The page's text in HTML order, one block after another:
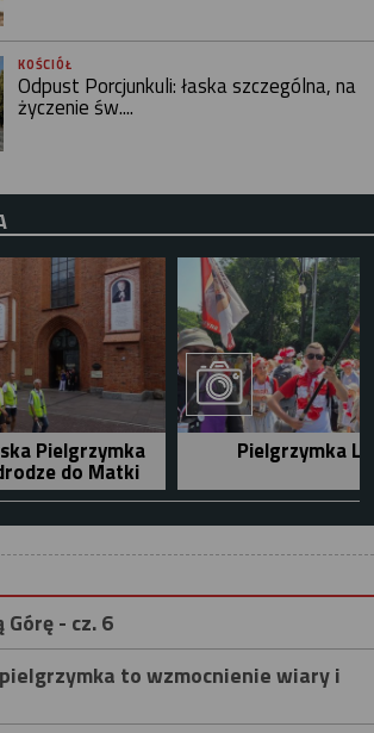
KOŚCIÓŁ
Odpust Porcjunkuli: łaska szczególna, na
życzenie św....
Pielgrzymka
do Matki
Pielgrzymka
Górę - cz. 6
to wzmocnienie wiary i